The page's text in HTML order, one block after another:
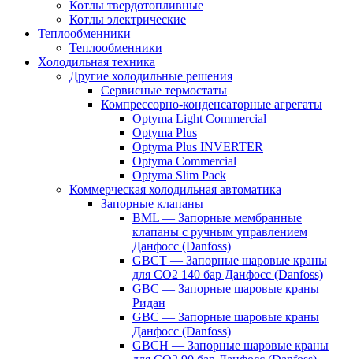
Котлы твердотопливные
Котлы электрические
Теплообменники
Теплообменники
Холодильная техника
Другие холодильные решения
Сервисные термостаты
Компрессорно-конденсаторные агрегаты
Optyma Light Commercial
Optyma Plus
Optyma Plus INVERTER
Optyma Commercial
Optyma Slim Pack
Коммерческая холодильная автоматика
Запорные клапаны
BML — Запорные мембранные
клапаны с ручным управлением
Данфосс (Danfoss)
GBCT — Запорные шаровые краны
для CO2 140 бар Данфосс (Danfoss)
GBC — Запорные шаровые краны
Ридан
GBC — Запорные шаровые краны
Данфосс (Danfoss)
GBCH — Запорные шаровые краны